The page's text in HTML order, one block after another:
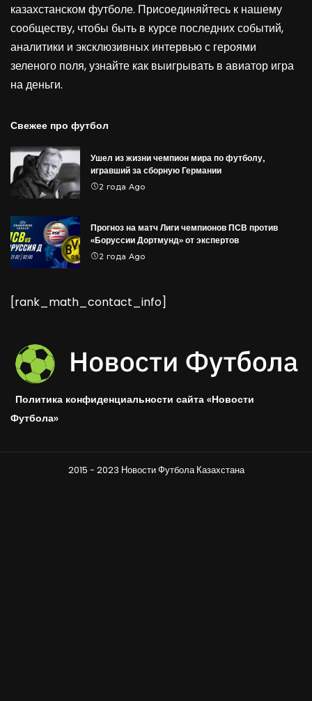
казахстанском футболе. Присоединяйтесь к нашему
сообществу, чтобы быть в курсе последних событий,
аналитики и эксклюзивных интервью с героями
зеленого поля, узнайте как выигрывать в авиатор игра
на деньги.
Свежее про футбол
Ушел из жизни чемпион мира по футболу,
игравший за сборную Германии
2 года Ago
Прогноз на матч Лиги чемпионов ПСВ против
«Боруссии Дортмунд» от экспертов
2 года Ago
[rank_math_contact_info]
Политика конфиденциальности сайта «Новости
Футбола»
2015 - 2023 Новости Футбола Казахстана